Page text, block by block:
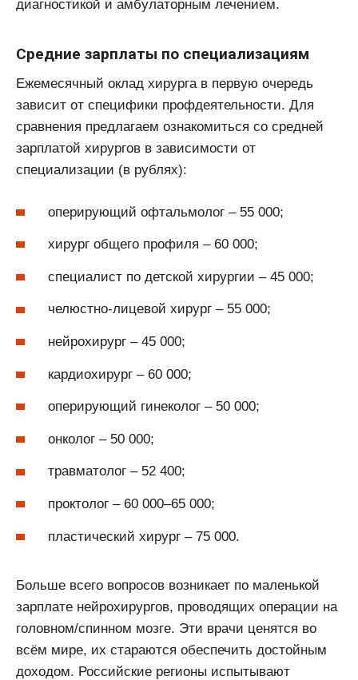
диагностикой и амбулаторным лечением.
Средние зарплаты по специализациям
Ежемесячный оклад хирурга в первую очередь
зависит от специфики профдеятельности. Для
сравнения предлагаем ознакомиться со средней
зарплатой хирургов в зависимости от
специализации (в рублях):
оперирующий офтальмолог – 55 000;
хирург общего профиля – 60 000;
специалист по детской хирургии – 45 000;
челюстно-лицевой хирург – 55 000;
нейрохирург – 45 000;
кардиохирург – 60 000;
оперирующий гинеколог – 50 000;
онколог – 50 000;
травматолог – 52 400;
проктолог – 60 000–65 000;
пластический хирург – 75 000.
Больше всего вопросов возникает по маленькой
зарплате нейрохирургов, проводящих операции на
головном/спинном мозге. Эти врачи ценятся во
всём мире, их стараются обеспечить достойным
доходом. Российские регионы испытывают